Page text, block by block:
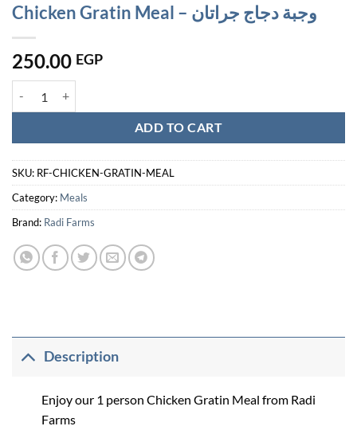
Chicken Gratin Meal – وجبة دجاج جراتان
250.00 EGP
ADD TO CART
SKU: RF-CHICKEN-GRATIN-MEAL
Category: Meals
Brand: Radi Farms
Description
Enjoy our 1 person Chicken Gratin Meal from Radi
Farms